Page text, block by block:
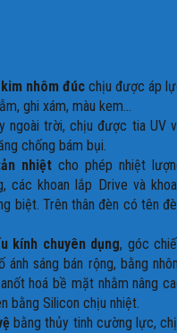
nhôm đúcchịu được áp
ghi xám, màu kem…
ngoài trời, chịu được tia UV
chống bám bụi.
nhiệtcho phép nhiệt
các khoan lắp Drive và
biệt. Trên thân đèn có tên
kính chuyên dụng, góc
ánh sáng bán rộng, bằng
hoá bề mặt nhằm nâng
bằng Silicon chịu nhiệt.
bằng thủy tinh cường lực,